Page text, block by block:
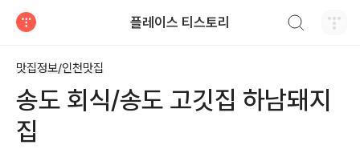
플레이스 티스토리
맛집정보/인천맛집
송도 회식/송도 고깃집 하남돼지
집